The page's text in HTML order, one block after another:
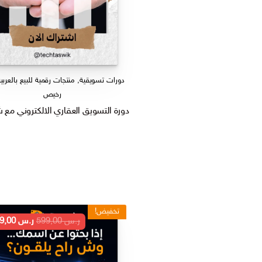
دورات تسويقية, منتجات رقمية للبيع
رخيص
دورة التسويق العقاري الالكتروني مع
تخفيض!
ر.س599,00
السعر
الأصلي
هو:
ر.س 599,00.
ر.س199,00